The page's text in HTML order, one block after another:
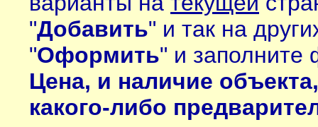
"Добавить" и так на
"Оформить" и заполните
Цена, и наличие
какого-либо